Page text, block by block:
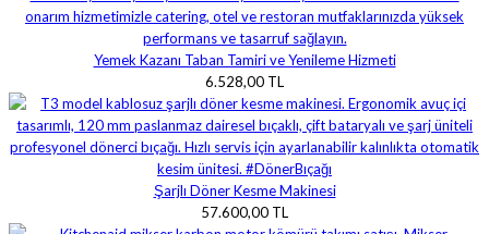
Yemek Kazanı Taban Tamiri ve Yenileme Hizmeti
6.528,00 TL
Şarjlı Döner Kesme Makinesi
57.600,00 TL